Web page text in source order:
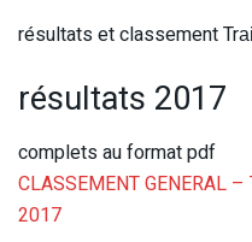
résultats et classement
résultats 2017
complets au format pdf
CLASSEMENT GENERAL
2017